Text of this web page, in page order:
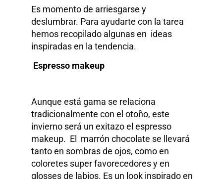
Es momento de arriesgarse y
deslumbrar. Para ayudarte con la tarea
hemos recopilado algunas en ideas
inspiradas en la tendencia.
Espresso makeup
Aunque está gama se relaciona
tradicionalmente con el otoño, este
invierno será un exitazo el espresso
makeup. El marrón chocolate se llevará
tanto en sombras de ojos, como en
coloretes super favorecedores y en
glosses de labios. Es un look inspirado en